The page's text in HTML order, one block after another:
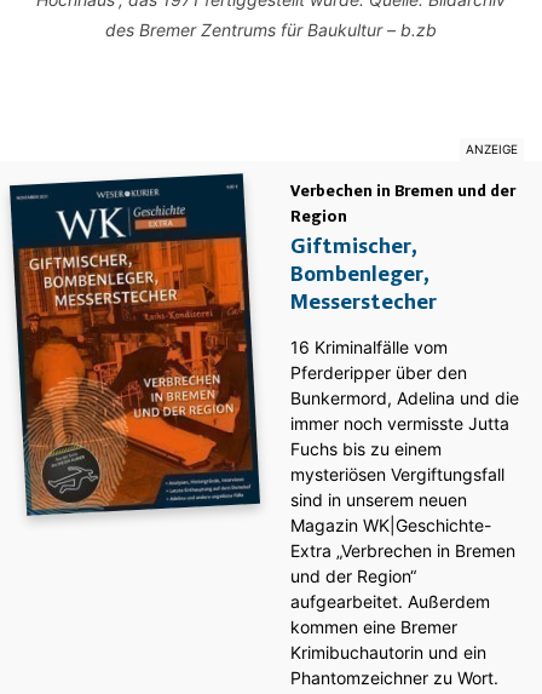
des Bremer Zentrums für Baukultur – b.zb
Verbechen in Bremen und der
Region
Giftmischer,
Bombenleger,
Messerstecher
16 Kriminalfälle vom
Pferderipper über den
Bunkermord, Adelina und die
immer noch vermisste Jutta
Fuchs bis zu einem
mysteriösen Vergiftungsfall
sind in unserem neuen
Magazin WK|Geschichte-
Extra „Verbrechen in Bremen
und der Region“
aufgearbeitet. Außerdem
kommen eine Bremer
Krimibuchautorin und ein
Phantomzeichner zu Wort.